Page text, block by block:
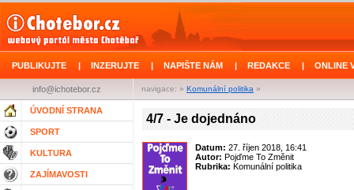
PUBLIKUJTE | INZERUJTE | NAPIŠTE NÁM | REDAKCE | ONLINE
navigace: » Komunální politika »
info@ichotebor.cz
ÚVODNÍ STRANA
SPORT
KULTURA
ZAJÍMAVOSTI
4/7 - Je dojednáno
Datum: 27. říjen 2018, 16:41
Autor: Pojďme To Změnit
Rubrika: Komunální politika